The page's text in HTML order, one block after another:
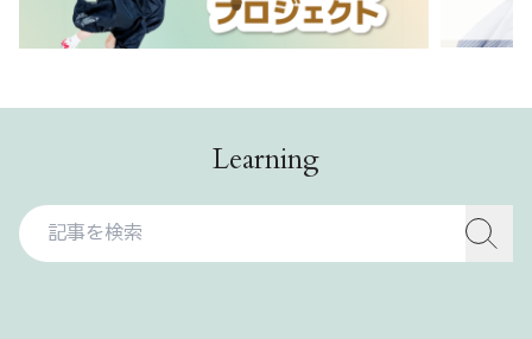
Learning